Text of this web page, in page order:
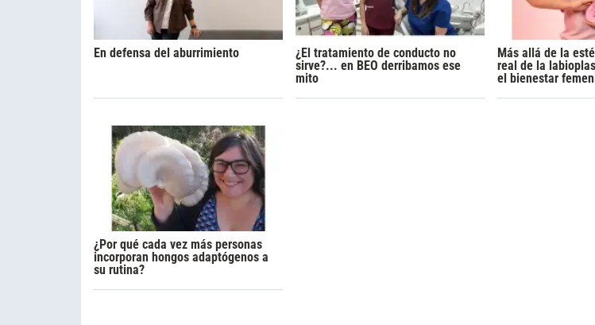
En defensa del aburrimiento
¿El tratamiento de conducto no
sirve?... en BEO derribamos ese
mito
Más allá de la
real de la
el bienestar
¿Por qué cada vez más personas
incorporan hongos adaptógenos a
su rutina?